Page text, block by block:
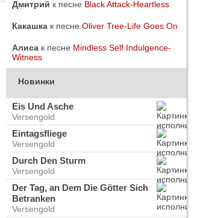
Дмитрий к песне Black Attack-Heartless
Какашка к песне Oliver Tree-Life Goes On
Алиса к песне Mindless Self Indulgence-
Witness
Новинки
Eis Und Asche
Versengold
Eintagsfliege
Versengold
Durch Den Sturm
Versengold
Der Tag, an Dem Die Götter Sich
Betranken
Versengold